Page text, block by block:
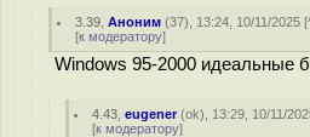
3.39 ,Аноним (37), 13:24, 10/11/2025 [
[к модератору]
Windows 95-2000 идеальные
4.43 ,eugener(ok), 13:29, 10/11/
[к модератору]